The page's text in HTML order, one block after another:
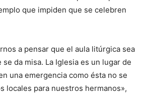
que impiden que se celebren
a pensar que el aula litúrgica sea
da misa. La Iglesia es un lugar de
una emergencia como ésta no se
locales para nuestros hermanos»,